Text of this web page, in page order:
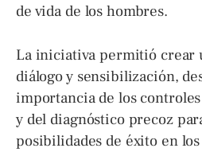
de vida de los hombres.
La iniciativa permitió crear
diálogo y sensibilización,
importancia de los
y del diagnóstico precoz
posibilidades de éxito en